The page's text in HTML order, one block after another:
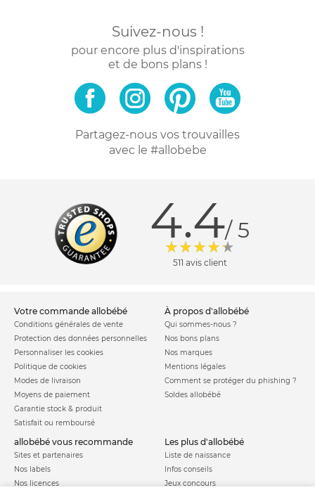
Suivez-nous !
pour encore plus d'inspirations
et de bons plans !
Partagez-nous vos trouvailles
avec le #allobebe
4.4/ 5
511 avis client
votre commande allobébé
Conditions générales de vente
Protection des données personnelles
Personnaliser les cookies
Politique de cookies
Modes de livraison
Moyens de paiement
Garantie stock & produit
Satisfait ou remboursé
à propos d'allobébé
Qui sommes-nous ?
Nos bons plans
Nos marques
Mentions légales
Comment se protéger du phishing ?
Soldes allobébé
allobébé vous recommande
Sites et partenaires
Nos labels
Nos licences
les plus d'allobébé
Liste de naissance
Infos conseils
Jeux concours